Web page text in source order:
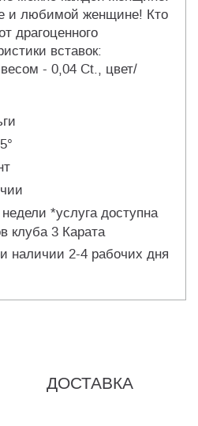
и любимой женщине! Кто
драгоценного
вставок:
- 0,04 Ct., цвет/
*услуга доступна
клуба 3 Карата
наличии 2-4 рабочих дня
ДОСТАВКА